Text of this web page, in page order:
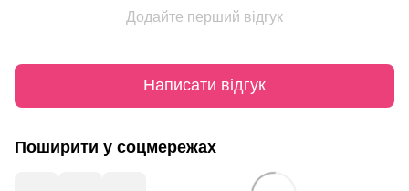
Додайте перший відгук
Написати відгук
Поширити у соцмережах